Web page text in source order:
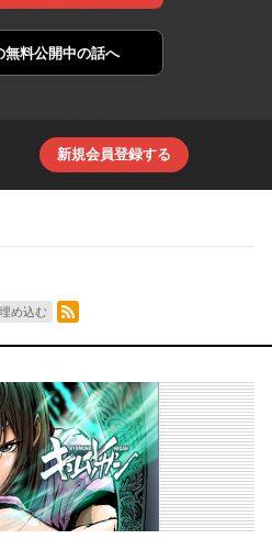
無料公開中の話へ
新規会員登録する
埋め込む
RSSフィード